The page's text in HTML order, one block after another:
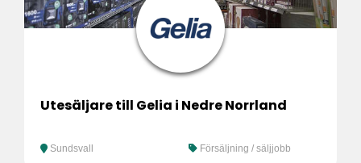
Utesäljare till Gelia i Nedre Norrland
Sundsvall Försäljning / säljjobb